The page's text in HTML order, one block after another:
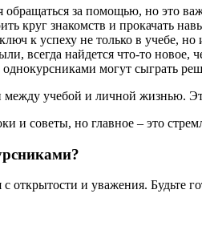
за помощью, но это
круг знакомств и прокачать
к успеху не только в учебе, но
всегда найдется что-то новое,
однокурсниками могут сыграть
учебой и личной жизнью.
советы, но главное – это
открытости и уважения. Будьте